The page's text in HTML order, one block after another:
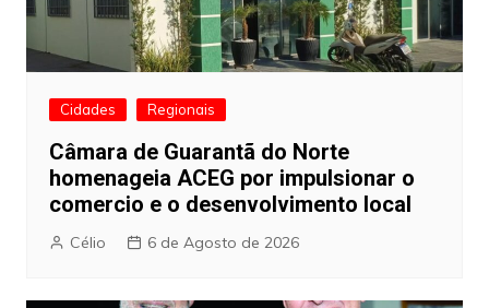
Cidades Regionais
Câmara de Guarantã do Norte
homenageia ACEG por impulsionar o
comercio e o desenvolvimento local
Célio 6 de Agosto de 2026